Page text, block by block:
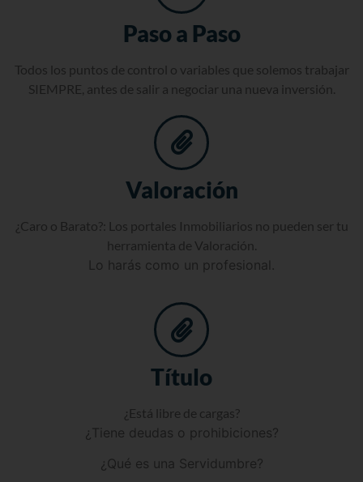
Paso a Paso
Todos los puntos de control o variables que solemos trabajar
SIEMPRE, antes de salir a negociar una nueva inversión.
Valoración
¿Caro o Barato?: Los portales Inmobiliarios no pueden ser tu
herramienta de Valoración.
Lo harás como un profesional.
Título
¿Está libre de cargas?
¿Tiene deudas o prohibiciones?
¿Qué es una Servidumbre?